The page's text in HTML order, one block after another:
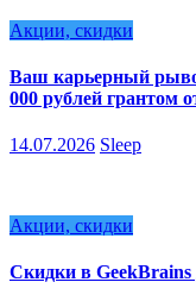
Акции, скидки
Ваш карьерный
000 рублей грантом
14.07.2026 Sleep
Акции, скидки
Скидки в GeekBrains